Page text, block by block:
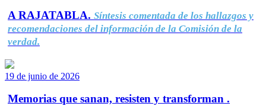
A RAJATABLA. Síntesis comentada de los hallazgos y
recomendaciones del información de la Comisión de la
verdad.
19 de junio de 2026
Memorias que sanan, resisten y transforman .